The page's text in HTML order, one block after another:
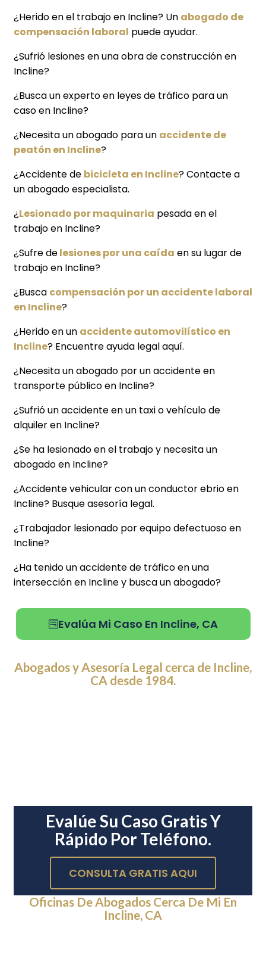
¿Herido en el trabajo en Incline? Un abogado de
compensación laboral puede ayudar.
¿Sufrió lesiones en una obra de construcción en
Incline?
¿Busca un experto en leyes de tráfico para un
caso en Incline?
¿Necesita un abogado para un accidente de
peatón en Incline?
¿Accidente de bicicleta en Incline? Contacte a
un abogado especialista.
¿Lesionado por maquinaria pesada en el
trabajo en Incline?
¿Sufre delesiones por una caída en su lugar de
trabajo en Incline?
¿Busca compensación por un accidente laboral
en Incline?
¿Herido en un accidente automovilístico en
Incline? Encuentre ayuda legal aquí.
¿Necesita un abogado por un accidente en
transporte público en Incline?
¿Sufrió un accidente en un taxi o vehículo de
alquiler en Incline?
¿Se ha lesionado en el trabajo y necesita un
abogado en Incline?
¿Accidente vehicular con un conductor ebrio en
Incline? Busque asesoría legal.
¿Trabajador lesionado por equipo defectuoso en
Incline?
¿Ha tenido un accidente de tráfico en una
intersección en Incline y busca un abogado?
Evalúa Mi Caso En Incline, CA
Abogados y Asesoría Legal cerca de Incline,
CA desde 1984.
Evalúe Su Caso Gratis Y
Rápido Por Teléfono.
CONSULTA GRATIS AQUI
Oficinas De Abogados Cerca De Mi En
Incline, CA